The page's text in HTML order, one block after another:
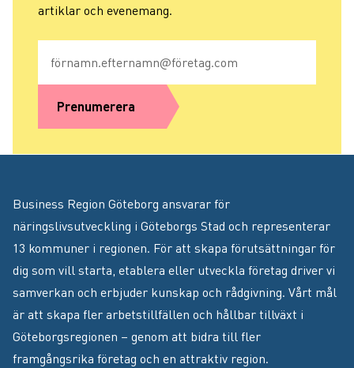
artiklar och evenemang.
Prenumerera
Business Region Göteborg ansvarar för
näringslivsutveckling i Göteborgs Stad och representerar
13 kommuner i regionen. För att skapa förutsättningar för
dig som vill starta, etablera eller utveckla företag driver vi
samverkan och erbjuder kunskap och rådgivning. Vårt mål
är att skapa fler arbetstillfällen och hållbar tillväxt i
Göteborgsregionen – genom att bidra till fler
framgångsrika företag och en attraktiv region.